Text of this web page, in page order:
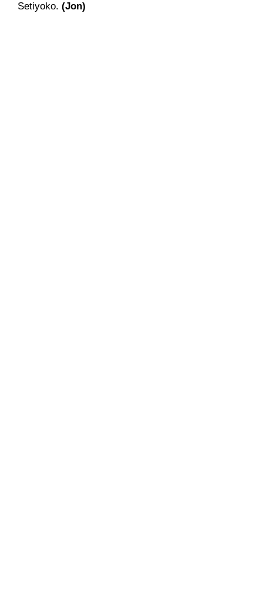
Setiyoko. (Jon)